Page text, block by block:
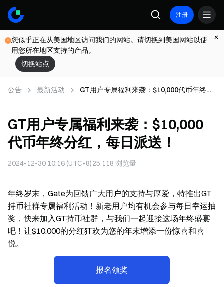
注册
您似乎正在从美国地区访问我们的网站。请切换到美国网站以使
用您所在地区支持的产品。
切换站点
公告 最新活动
GT用户专属福利来袭：$10,000代币年终分
GT用户专属福利来袭：$10,000
代币年终分红，每日派送！
2024-12-30 10:16 (UTC+8)25,118 浏览量
年终岁末，Gate为回馈广大用户的支持与厚爱，特推出GT
持币社群专属福利活动！新老用户均有机会参与每日幸运抽
奖，快来加入GT持币社群，与我们一起迎接这场年终盛宴
吧！让$10,000的分红狂欢为您的年末增添一份惊喜和喜
悦。
报名领奖